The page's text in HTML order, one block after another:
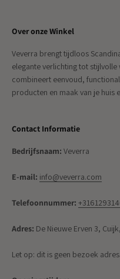
Over onze Winkel
Veverra brengt tijdloos
elegante verlichting tot
combineert eenvoud,
producten en maak van je huis
Contact Informatie
Bedrijfsnaam: Veverra
E-mail: info@veverra.com
Telefoonnummer:
Adres: De Nieuwe Erven 3,
Let op: dit is geen bezoek adres.